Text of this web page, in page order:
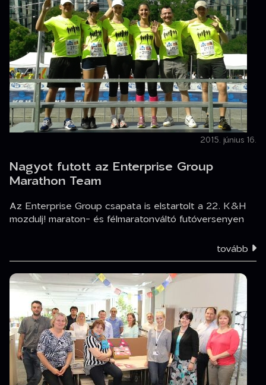
2015. június 16.
Nagyot futott az Enterprise Group
Marathon Team
Az Enterprise Group csapata is elstartolt a 22. K&H
mozdulj! maraton- és félmaratonváltó futóversenyen
tovább